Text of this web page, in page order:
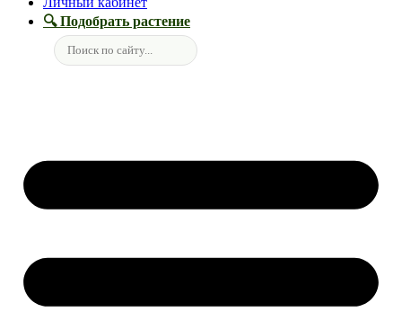
🔍 Подобрать растение